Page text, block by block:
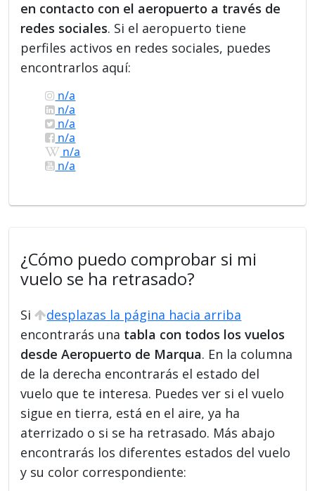
en contacto con el aeropuerto a través de
redes sociales. Si el aeropuerto tiene
perfiles activos en redes sociales, puedes
encontrarlos aquí:
n/a
n/a
n/a
n/a
n/a
n/a
¿Cómo puedo comprobar si mi
vuelo se ha retrasado?
Si
desplazas la página hacia arriba
encontrarás una tabla con todos los vuelos
desde Aeropuerto de Marqua. En la columna
de la derecha encontrarás el estado del
vuelo que te interesa. Puedes ver si el vuelo
sigue en tierra, está en el aire, ya ha
aterrizado o si se ha retrasado. Más abajo
encontrarás los diferentes estados del vuelo
y su color correspondiente: